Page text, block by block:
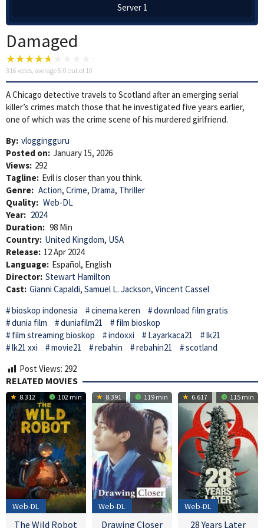
Server 1
Damaged
316 votes, average5.0 out of 10
A Chicago detective travels to Scotland after an emerging serial
killer’s crimes match those that he investigated five years earlier,
one of which was the crime scene of his murdered girlfriend.
By: vloggingguru
Posted on: January 15, 2026
Views: 292
Tagline: Evil is closer than you think.
Genre: Action, Crime, Drama, Thriller
Quality: Web-DL
Year: 2024
Duration: 98 Min
Country: United Kingdom, USA
Release: 12 Apr 2024
Language: Español, English
Director: Stewart Hamilton
Cast: Gianni Capaldi, Samuel L. Jackson, Vincent Cassel
bioskop indonesia
cinema keren
download film gratis
dunia film
duniafilm21
film bioskop
film streaming bioskop
indoxxi Layarkaca21
lk21
lk21 xxi
movie21 rebahin rebahin21
scotland
Post Views: 292
RELATED MOVIES
8.312 102 min
Web-DL
The Wild Robot
8.391 119 min
Web-DL
Drawing Closer
6.617 115 min
Web-DL
28 Years Later